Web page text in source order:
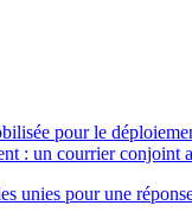
pour le
: un courrier
unies pour une